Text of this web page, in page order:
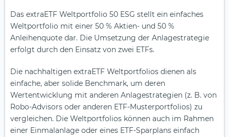
Das extraETF Weltportfolio 50 ESG stellt ein einfaches
Weltportfolio mit einer 50 % Aktien- und 50 %
Anleihenquote dar. Die Umsetzung der Anlagestrategie
erfolgt durch den Einsatz von zwei ETFs.
Die nachhaltigen extraETF Weltportfolios dienen als
einfache, aber solide Benchmark, um deren
Wertentwicklung mit anderen Anlagestrategien (z. B. von
Robo-Advisors oder anderen ETF-Musterportfolios) zu
vergleichen. Die Weltportfolios können auch im Rahmen
einer Einmalanlage oder eines ETF-Sparplans einfach